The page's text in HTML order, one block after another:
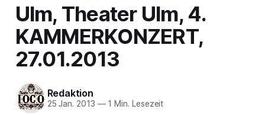
Ulm, Theater Ulm, 4.
KAMMERKONZERT,
27.01.2013
Redaktion
25 Jan. 2013 —1 Min. Lesezeit